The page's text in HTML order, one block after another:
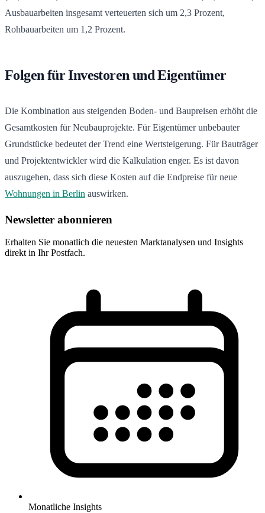
Ausbauarbeiten insgesamt verteuerten sich um 2,3 Prozent,
Rohbauarbeiten um 1,2 Prozent.
Folgen für Investoren und Eigentümer
Die Kombination aus steigenden Boden- und Baupreisen erhöht die
Gesamtkosten für Neubauprojekte. Für Eigentümer unbebauter
Grundstücke bedeutet der Trend eine Wertsteigerung. Für Bauträger
und Projektentwickler wird die Kalkulation enger. Es ist davon
auszugehen, dass sich diese Kosten auf die Endpreise für neue
Wohnungen in Berlin auswirken.
Newsletter abonnieren
Erhalten Sie monatlich die neuesten Marktanalysen und Insights
direkt in Ihr Postfach.
Monatliche Insights